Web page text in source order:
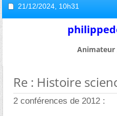
21/12/2024, 10h31
Animateur
Re : Histoire
2 conférences de 2012 :